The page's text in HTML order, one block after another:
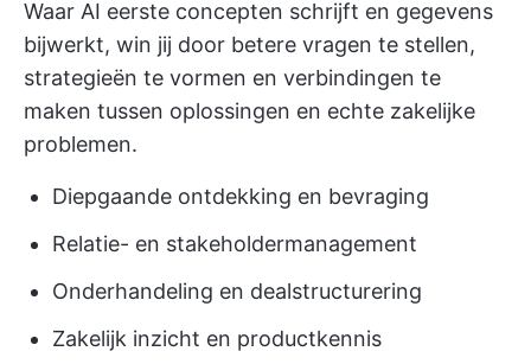
Waar AI eerste concepten schrijft en gegevens
bijwerkt, win jij door betere vragen te stellen,
strategieën te vormen en verbindingen te
maken tussen oplossingen en echte zakelijke
problemen.
Diepgaande ontdekking en bevraging
Relatie- en stakeholdermanagement
Onderhandeling en dealstructurering
Zakelijk inzicht en productkennis